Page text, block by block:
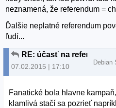
neznamená, že referendum =
Ďalšie neplatné referendum
ľudí...
RE: účasť na referende
07.02.2015 | 17:10
Debian
Fanatické bola hlavne
klamlivá stačí sa pozrieť